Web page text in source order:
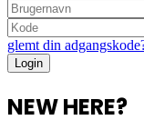
glemt din
NEW HERE?